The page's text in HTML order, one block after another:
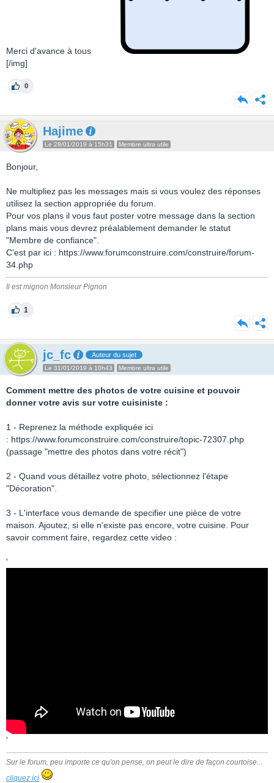
Merci d'avance à tous
[/img]
0
Hajime
Le 28/01/2019 à 15h31 Membre ultra utile
Bonjour,
Ne multipliez pas les messages mais si vous voulez des réponses
utilisez la section appropriée du forum.
Pour vos plans il vous faut poster votre message dans la section
plans mais vous devrez préalablement demander le statut
"Membre de confiance".
C'est par ici : https://www.forumconstruire.com/construire/forum-
34.php
Il est mignon Monsieur Pignon
1
jc_fc Auteur du sujet
Le 31/01/2019 à 10h43 Membre ultra utile
Comment mettre des photos de votre cuisine et pouvoir
donner votre avis sur votre cuisiniste :
1 - Reprenez la méthode expliquée ici
: https://www.forumconstruire.com/construire/topic-72307.php
(passage "mettre des photos dans votre récit")
2 - Quand vous détaillez votre photo, sélectionnez l'étape
"Décoration".
3 - L'interface vous demande de specifier une pièce de votre
maison. Ajoutez, si elle n'existe pas encore, votre cuisine. Pour
savoir comment faire, regardez cette video :
'
'
Sur le forum, peu importe ce qu'on pense, on peut le dire de façon courtoise...
cliquez ici